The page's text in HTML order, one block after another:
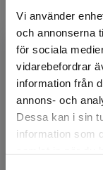
Vi använder
och annonserna
för sociala
vidarebefordrar
information från
annons- och
Dessa kan i sin
information som
Det verkar
Anna